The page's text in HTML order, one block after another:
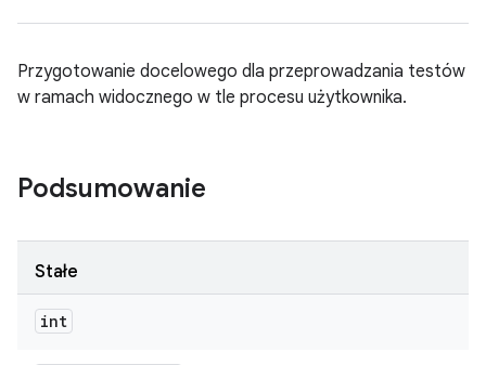
Przygotowanie docelowego dla przeprowadzania testów
w ramach widocznego w tle procesu użytkownika.
Podsumowanie
Stałe
int